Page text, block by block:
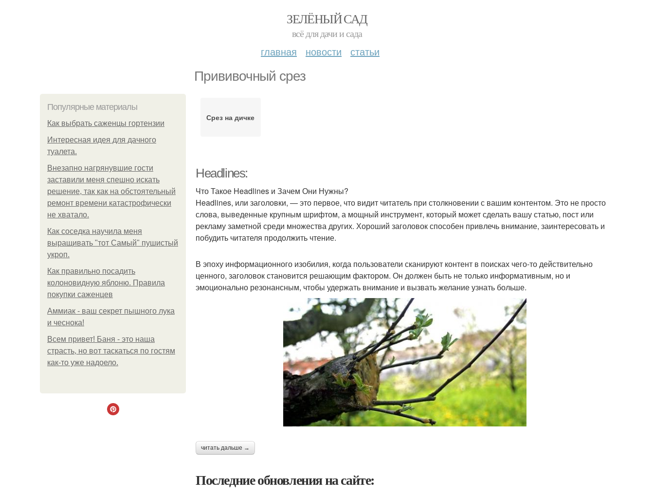
ЗЕЛЁНЫЙ САД
всё для дачи и сада
главная новости статьи
Прививочный срез
Популярные материалы
Как выбрать саженцы гортензии
Интересная идея для дачного
туалета.
Внезапно нагрянувшие гости
заставили меня спешно искать
решение, так как на обстоятельный
ремонт времени катастрофически
не хватало.
Как соседка научила меня
выращивать "тот Самый" пушистый
укроп.
Как правильно посадить
колоновидную яблоню. Правила
покупки саженцев
Аммиак - ваш секрет пышного лука
и чеснока!
Всем привет! Баня - это наша
страсть, но вот таскаться по гостям
как-то уже надоело.
Срез на дичке
Headlines:
Что Такое Headlines и Зачем Они Нужны?
Headlines, или заголовки, — это первое, что видит читатель при столкновении с вашим контентом. Это не просто
слова, выведенные крупным шрифтом, а мощный инструмент, который может сделать вашу статью, пост или
рекламу заметной среди множества других. Хороший заголовок способен привлечь внимание, заинтересовать и
побудить читателя продолжить чтение.
В эпоху информационного изобилия, когда пользователи сканируют контент в поисках чего-то действительно
ценного, заголовок становится решающим фактором. Он должен быть не только информативным, но и
эмоционально резонансным, чтобы удержать внимание и вызвать желание узнать больше.
читать дальше →
Последние обновления на сайте: